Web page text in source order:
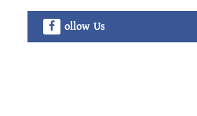
ollow Us